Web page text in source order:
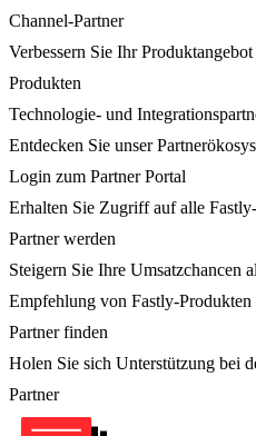
Channel-Partner
Verbessern Sie Ihr
Produkten
Technologie- und
Entdecken Sie unser
Login zum Partner Portal
Erhalten Sie Zugriff auf alle
Partner werden
Steigern Sie Ihre Umsatzchancen
Empfehlung von Fastly-Produkten
Partner finden
Holen Sie sich Unterstützung bei
Partner